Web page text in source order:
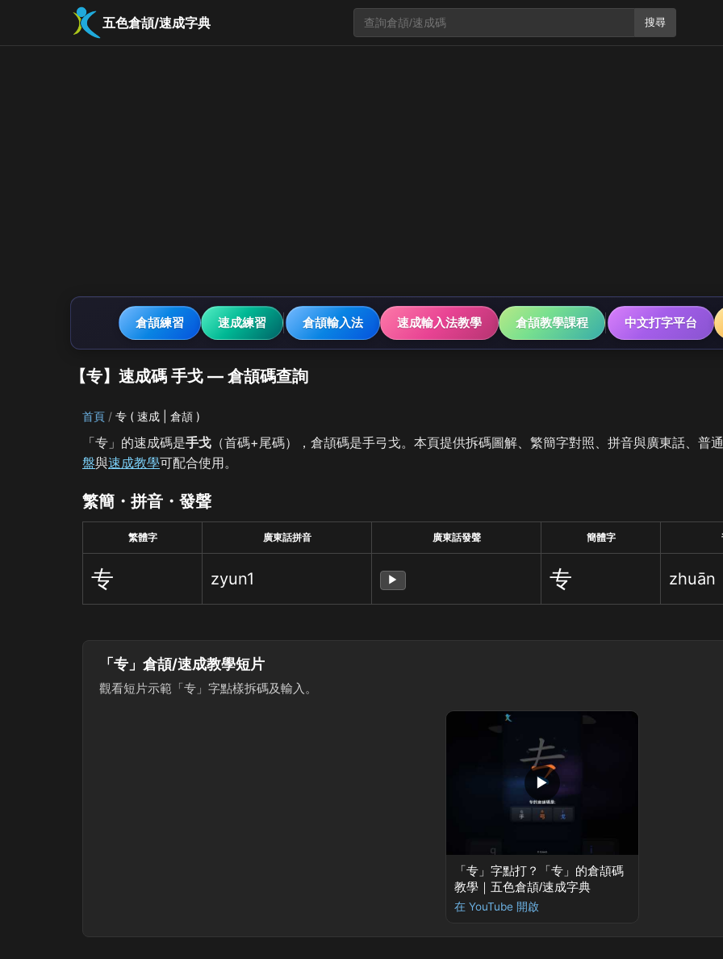
五色倉頡/速成字典 搜尋
倉頡練習 速成練習 倉頡輸入法 速成輸入法教學 倉頡教學課程 中文打字平台
【专】速成碼 手戈 — 倉頡碼查詢
首頁 专 ( 速成 | 倉頡 )
「专」的速成碼是手戈 （首碼+尾碼），倉頡碼是手弓戈。本頁提供拆碼圖解、繁簡字對照、拼音與廣東話、普
盤與速成教學可配合使用。
繁簡・拼音・發聲
繁體字 廣東話拼音 廣東話發聲 簡體字
专 zyun1 ▶ 专 zhuān
「专」倉頡/速成教學短片
觀看短片示範「专」字點樣拆碼及輸入。
▶
「专」字點打？「专」的倉頡碼
教學｜五色倉頡/速成字典
在 YouTube 開啟